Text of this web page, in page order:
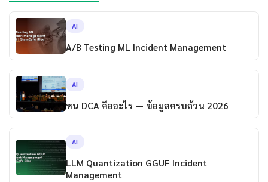
AI
A/B Testing ML Incident Management
AI
หน DCA คืออะไร — ข้อมูลครบถ้วน 2026
AI
LLM Quantization GGUF Incident
Management